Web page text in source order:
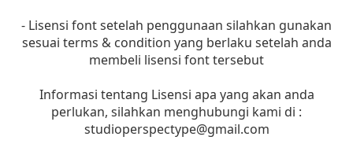
- Lisensi font setelah penggunaan silahkan gunakan
sesuai terms & condition yang berlaku setelah anda
membeli lisensi font tersebut
Informasi tentang Lisensi apa yang akan anda
perlukan, silahkan menghubungi kami di :
studioperspectype@gmail.com